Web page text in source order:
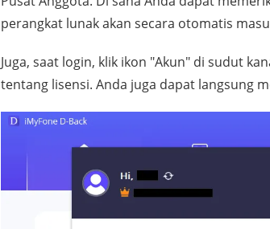
perangkat lunak akan secara otomatis
Juga, saat login, klik ikon "Akun" di sudut
tentang lisensi. Anda juga dapat langsung